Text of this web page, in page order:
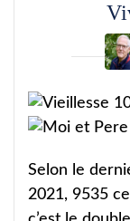
Selon le
2021, 9535